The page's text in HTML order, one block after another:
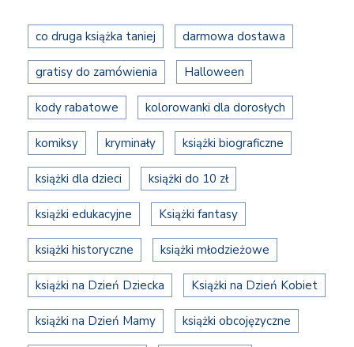
co druga książka taniej darmowa dostawa
gratisy do zamówienia Halloween
kody rabatowe kolorowanki dla dorosłych
komiksy kryminały książki biograficzne
książki dla dzieci książki do 10 zł
książki edukacyjne Książki fantasy
książki historyczne książki młodzieżowe
książki na Dzień Dziecka Książki na Dzień Kobiet
książki na Dzień Mamy książki obcojęzyczne